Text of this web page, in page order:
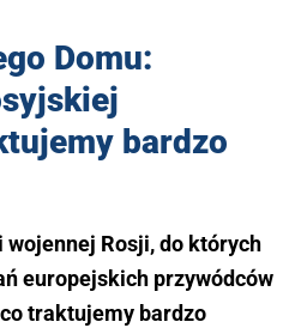
Domu:
bardzo
Rosji, do których
europejskich przywódców
traktujemy bardzo